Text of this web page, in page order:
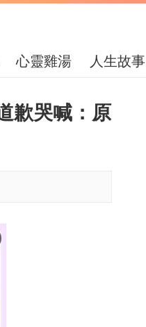
心靈雞湯 人生故事
歉哭喊：原